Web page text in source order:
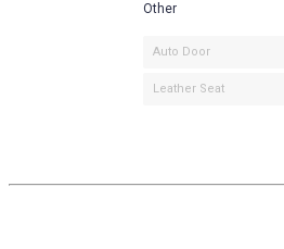
Other
Auto Door
Leather Seat